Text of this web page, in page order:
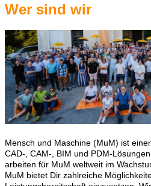
Wer sind wir
Mensch und Maschine (MuM) ist
CAD-, CAM-, BIM und PDM-
arbeiten für MuM weltweit im
MuM bietet Dir zahlreiche